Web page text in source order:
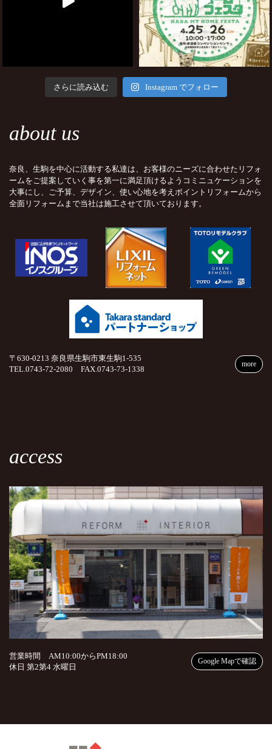
さらに読み込む Instagram でフォロー
about us
奈良、生駒を中心に活動する私達は、お客様のニーズに合わせたリフォ
ームをご提案していく事を第一に満足頂けるようコミニュケーションを
大事にし、ご予算、デザイン、使い心地を考えポイントリフォームから
全面リフォームまで当社は施工させて頂いております。
〒630-0213 奈良県生駒市東生駒1-535
TEL.0743-72-2080 FAX.0743-73-1338
more
access
営業時間 AM10:00からPM18:00
休日 第2第4 水曜日
Google Mapで確認